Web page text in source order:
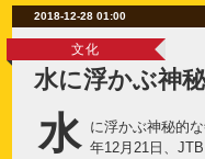
2018-12-28 01:00
文化
水に浮かぶ神
水
に浮かぶ神秘的
年12月21日、